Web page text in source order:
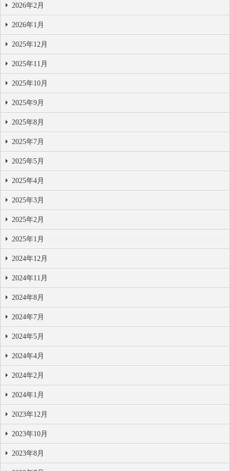
2026年2月
2026年1月
2025年12月
2025年11月
2025年10月
2025年9月
2025年8月
2025年7月
2025年5月
2025年4月
2025年3月
2025年2月
2025年1月
2024年12月
2024年11月
2024年8月
2024年7月
2024年5月
2024年4月
2024年2月
2024年1月
2023年12月
2023年10月
2023年8月